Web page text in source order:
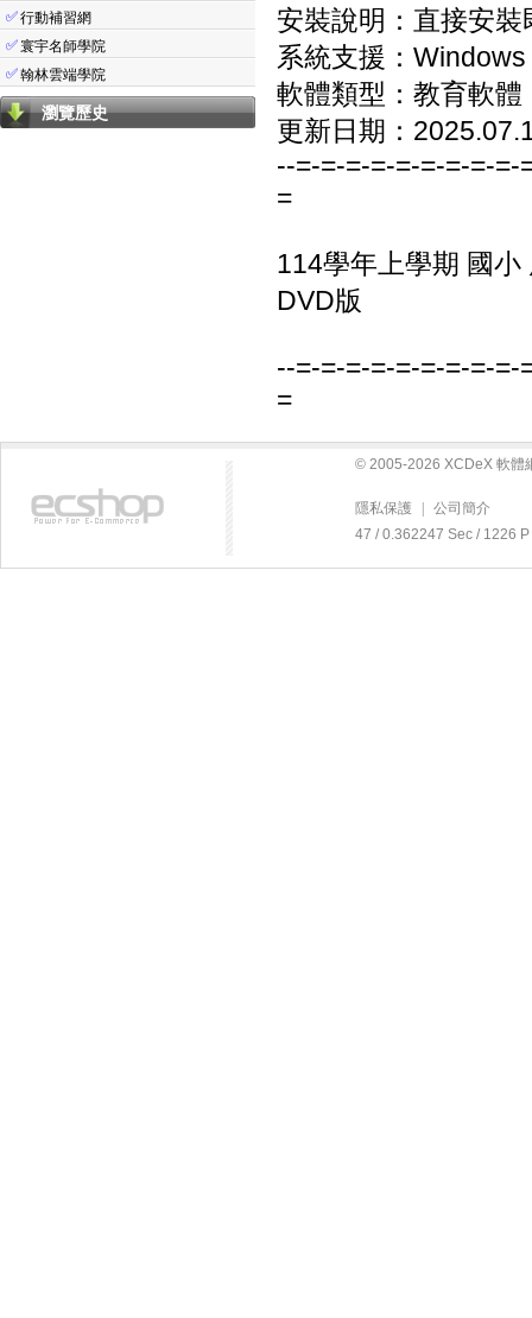
✅行動補習網
✅寰宇名師學院
✅翰林雲端學院
瀏覽歷史
安裝說明：直接安裝
系統支援：
軟體類型：教育軟體
更新日期：
--=-=-=-=-=-=-=-=-=-
=
114學年上學期 國
DVD版
--=-=-=-=-=-=-=-=-=-
=
© 2005-2026 XCDeX 軟體
隱私保護
公司簡介
47 / 0.362247 Sec / 1226